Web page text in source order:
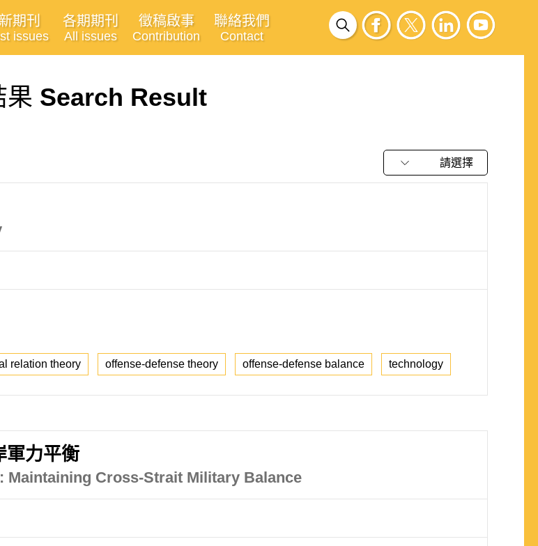
期刊
issues
各期期刊
All issues
徵稿啟事
Contribution
聯絡我們
Contact
果 Search Result
請選擇
relation theory offense-defense theory offense-defense balance technology
軍力平衡
Maintaining Cross-Strait Military Balance